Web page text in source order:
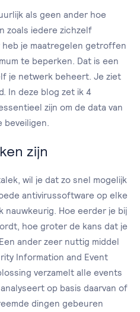
als geen ander hoe
zoals iedere zichzelf
je maatregelen getroffen
te beperken. Dat is een
je netwerk beheert. Je ziet
In deze blog zet ik 4
zijn om de data van
zijn
wil je dat zo snel mogelijk
antivirussoftware op elke
Hoe eerder je bij
hoe groter de kans dat je
ander zeer nuttig middel
Information and Event
verzamelt alle events
op basis daarvan of
dingen gebeuren